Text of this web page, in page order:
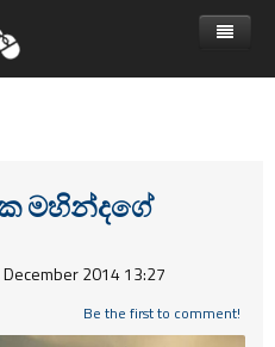
මහින්දගේ
2014 13:27
Be the first to comment!